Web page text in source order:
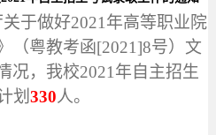
于做好2021年高等职业院
（粤教考函[2021]8号）文
况，我校2021年自主招生
划 330人。